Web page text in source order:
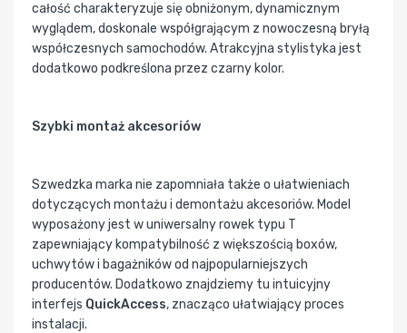
całość charakteryzuje się obniżonym, dynamicznym
wyglądem, doskonale współgrającym z nowoczesną bryłą
współczesnych samochodów. Atrakcyjna stylistyka jest
dodatkowo podkreślona przez czarny kolor.
Szybki montaż akcesoriów
Szwedzka marka nie zapomniała także o ułatwieniach
dotyczących montażu i demontażu akcesoriów. Model
wyposażony jest w uniwersalny rowek typu T
zapewniający kompatybilność z większością boxów,
uchwytów i bagażników od najpopularniejszych
producentów. Dodatkowo znajdziemy tu intuicyjny
interfejs QuickAccess, znacząco ułatwiający proces
instalacji.